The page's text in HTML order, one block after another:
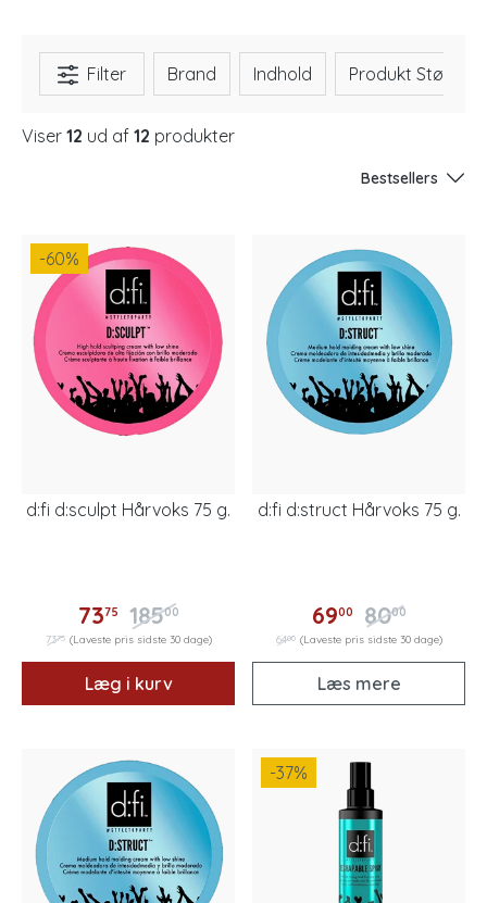
Filter Brand Indhold Produkt
Viser 12 ud af 12 produkter
Bestsellers
-60%
d:fi d:sculpt Hårvoks 75 g.
7375 18500
7375 (Laveste pris sidste 30 dage)
Læg i kurv
d:fi d:struct Hårvoks 75 g.
6900 8000
6400 (Laveste pris sidste 30 dage)
Læs mere
-37%